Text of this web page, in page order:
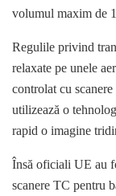
volumul maxim de
Regulile privind
relaxate pe unele
controlat cu
utilizează o
rapid o imagine
Însă oficiali UE au
scanere TC pentru